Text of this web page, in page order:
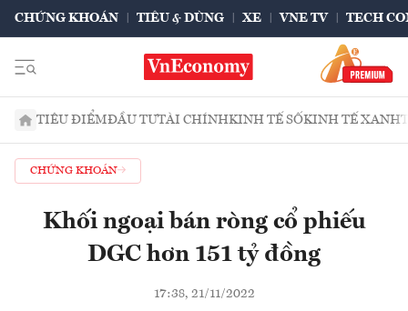
CHỨNG KHOÁN TIÊU & DÙNG XE VNE TV TECH
TIÊU ĐIỂMĐẦU TƯTÀI CHÍNHKINH TẾ SỐKINH TẾ XANH
CHỨNG KHOÁN
Khối ngoại bán ròng cổ phiếu
DGC hơn 151 tỷ đồng
17:38, 21/11/2022